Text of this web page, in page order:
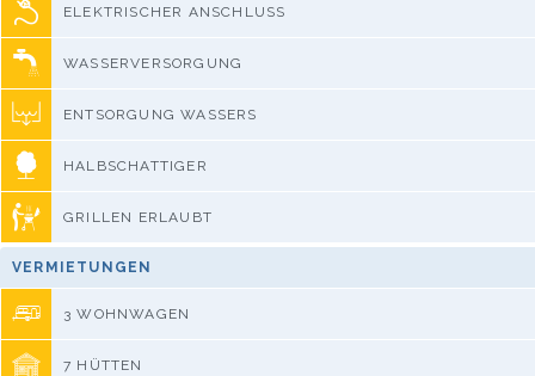
ELEKTRISCHER ANSCHLUSS
WASSERVERSORGUNG
ENTSORGUNG WASSERS
HALBSCHATTIGER
GRILLEN ERLAUBT
VERMIETUNGEN
3 WOHNWAGEN
7 HÜTTEN